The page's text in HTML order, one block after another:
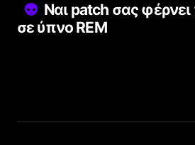
Ναι patch σας
σε ύπνο REM